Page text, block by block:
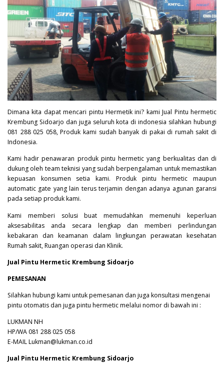
Dimana kita dapat mencari pintu Hermetik ini? kami Jual Pintu hermetic
Krembung Sidoarjo dan juga seluruh kota di indonesia silahkan hubungi
081 288 025 058, Produk kami sudah banyak di pakai di rumah sakit di
Indonesia.
Kami hadir penawaran produk pintu hermetic yang berkualitas dan di
dukung oleh team teknisi yang sudah berpengalaman untuk memastikan
kepuasan konsumen setia kami. Produk pintu hermetic maupun
automatic gate yang lain terus terjamin dengan adanya agunan garansi
pada setiap produk kami.
Kami memberi solusi buat memudahkan memenuhi keperluan
aksesabilitas anda secara lengkap dan memberi perlindungan
kebakaran dan keamanan dalam lingkungan perawatan kesehatan
Rumah sakit, Ruangan operasi dan Klinik.
Jual Pintu Hermetic Krembung Sidoarjo
PEMESANAN
Silahkan hubungi kami untuk pemesanan dan juga konsultasi mengenai
pintu otomatis dan juga pintu hermetic melalui nomor di bawah ini :
LUKMAN NH
HP/WA 081 288 025 058
E-MAIL Lukman@lukman.co.id
Jual Pintu Hermetic Krembung Sidoarjo